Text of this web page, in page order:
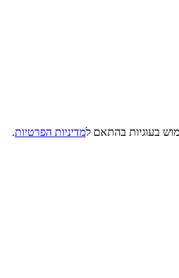
מדיניות הפרטיות.